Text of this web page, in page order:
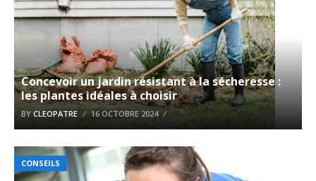
Concevoir un jardin résistant à la sécheresse :
les plantes idéales à choisir
BY CLEOPATRE 16 OCTOBRE 2024
CONSEILS